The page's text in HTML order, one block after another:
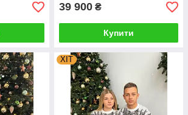
39 900 ₴
Купити
ХІТ